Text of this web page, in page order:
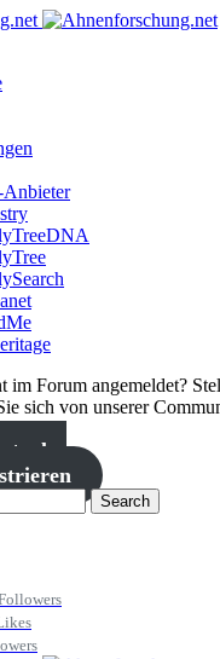
Anbieter
im Forum angemeldet?
sich von unserer
Search